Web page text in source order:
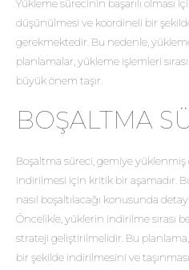
Yükleme sürecinin başarılı olması
düşünülmesi ve koordineli bir
gerekmektedir. Bu nedenle,
planlamalar, yükleme işlemleri
büyük önem taşır.
BOŞALTMA
Boşaltma süreci, gemiye
indirilmesi için kritik bir aşamadır.
nasıl boşaltılacağı konusunda
Öncelikle, yüklerin indirilme sırası
strateji geliştirilmelidir. Bu
bir şekilde indirilmesini ve